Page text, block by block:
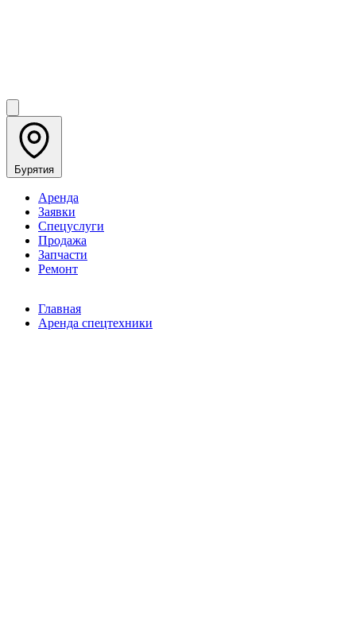
Бурятия
Аренда
Заявки
Спецуслуги
Продажа
Запчасти
Ремонт
Главная
Аренда спецтехники